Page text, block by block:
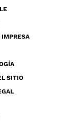
IMPRESA
SITIO